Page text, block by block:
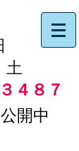
土
４８７
開中